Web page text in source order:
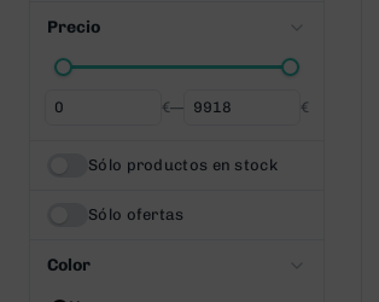
Precio
Desde €— Hasta €
Sólo productos en stock
Sólo ofertas
Color